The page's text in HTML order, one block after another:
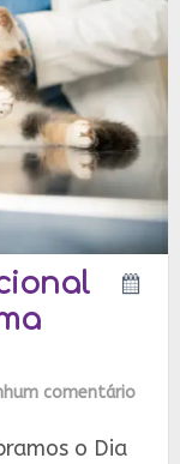
comentário
o Dia